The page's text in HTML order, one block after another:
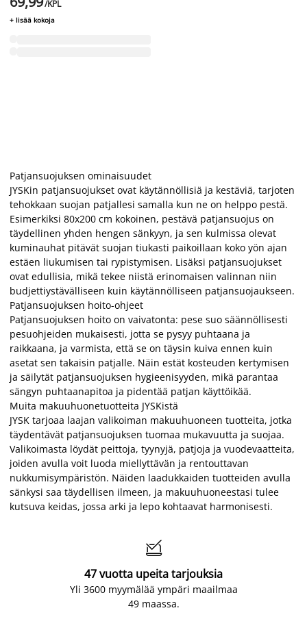
/KPL
+ lisää kokoja
Patjansuojuksen ominaisuudet
JYSKin patjansuojukset ovat käytännöllisiä ja kestäviä, tarjoten
tehokkaan suojan patjallesi samalla kun ne on helppo pestä.
Esimerkiksi 80x200 cm kokoinen, pestävä patjansuojus on
täydellinen yhden hengen sänkyyn, ja sen kulmissa olevat
kuminauhat pitävät suojan tiukasti paikoillaan koko yön ajan
estäen liukumisen tai rypistymisen. Lisäksi patjansuojukset
ovat edullisia, mikä tekee niistä erinomaisen valinnan niin
budjettiystävälliseen kuin käytännölliseen patjansuojaukseen.
Patjansuojuksen hoito-ohjeet
Patjansuojuksen hoito on vaivatonta: pese suo säännöllisesti
pesuohjeiden mukaisesti, jotta se pysyy puhtaana ja
raikkaana, ja varmista, että se on täysin kuiva ennen kuin
asetat sen takaisin patjalle. Näin estät kosteuden kertymisen
ja säilytät patjansuojuksen hygieenisyyden, mikä parantaa
sängyn puhtaanapitoa ja pidentää patjan käyttöikää.
Muita makuuhuonetuotteita JYSKistä
JYSK tarjoaa laajan valikoiman makuuhuoneen tuotteita, jotka
täydentävät patjansuojuksen tuomaa mukavuutta ja suojaa.
Valikoimasta löydät peittoja, tyynyjä, patjoja ja vuodevaatteita,
joiden avulla voit luoda miellyttävän ja rentouttavan
nukkumisympäristön. Näiden laadukkaiden tuotteiden avulla
sänkysi saa täydellisen ilmeen, ja makuuhuoneestasi tulee
kutsuva keidas, jossa arki ja lepo kohtaavat harmonisesti.

47 vuotta upeita tarjouksia
Yli 3600 myymälää ympäri maailmaa
49 maassa.